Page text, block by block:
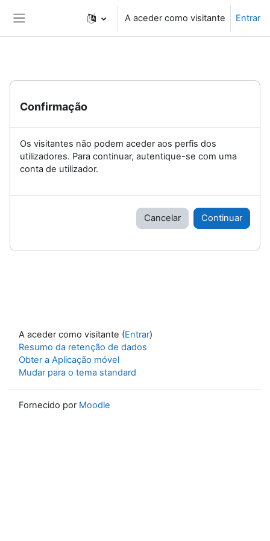
A aceder como visitante Entrar
Confirmação
Os visitantes não podem aceder aos perfis dos
utilizadores. Para continuar, autentique-se com uma
conta de utilizador.
Cancelar Continuar
A aceder como visitante (Entrar)
Resumo da retenção de dados
Obter a Aplicação móvel
Mudar para o tema standard
Fornecido por Moodle